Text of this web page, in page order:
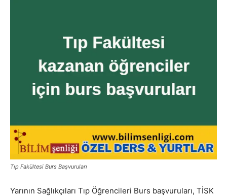
Tıp Fakültesi Burs Başvuruları
Yarının Sağlıkçıları Tıp Öğrencileri Burs başvuruları, TİSK